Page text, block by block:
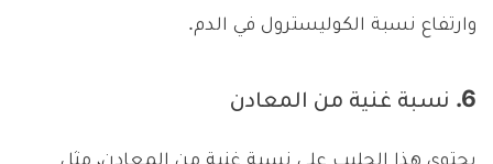
وارتفاع نسبة الكوليسترول في الدم.
6. نسبة غنية من المعادن